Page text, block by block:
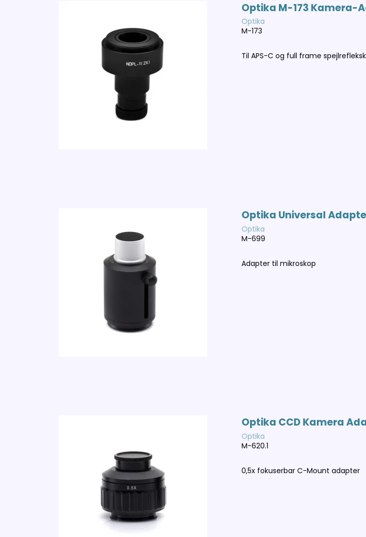
Optika M-173 Kamera-
Optika
M-173
Til APS-C og full frame
Optika Universal
Optika
M-699
Adapter til mikroskop
Optika CCD Kamera
Optika
M-620.1
0,5x fokuserbar C-Mount adapter